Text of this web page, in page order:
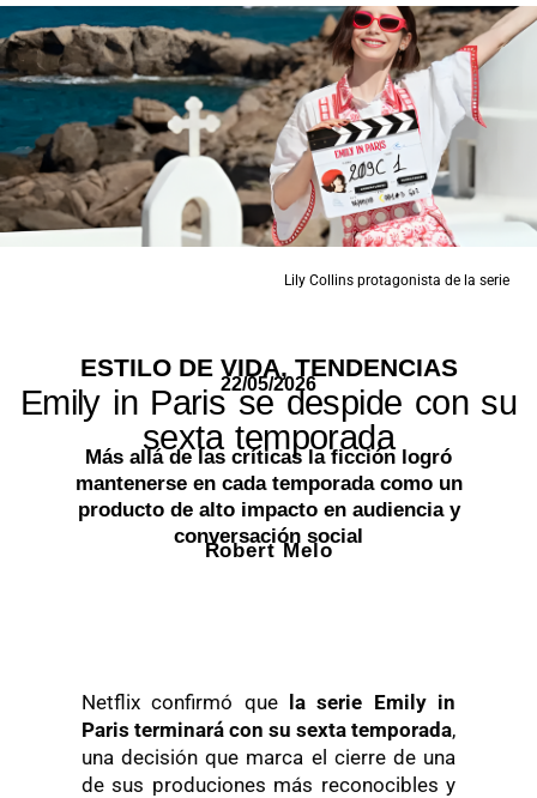
Lily Collins protagonista de la serie
ESTILO DE VIDA, TENDENCIAS
22/05/2026
Emily in Paris se despide con su
sexta temporada
Más allá de las críticas la ficción logró
mantenerse en cada temporada como un
producto de alto impacto en audiencia y
conversación social
Robert Melo
Netflix confirmó quela serie Emily in
Paris terminará con su sexta temporada,
una decisión que marca el cierre de una
de sus produciones más reconocibles y